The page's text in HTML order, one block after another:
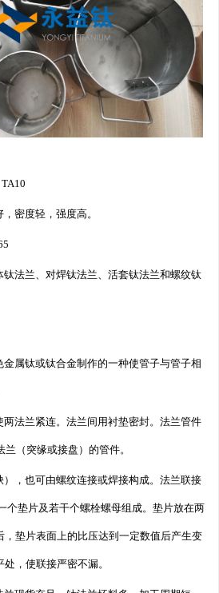
密度轻，强度高。
法兰、对焊钛法兰、活套钛法兰和螺纹钛
属钛或钛合金制作的一种使管子与管子相
法兰紧连。法兰间用衬垫密封。法兰管件
（突缘或接盘）的管件。
，也可由螺纹连接或焊接构成。法兰联接
个垫片及若干个螺栓螺母组成。垫片放在两
垫片表面上的比压达到一定数值后产生变
，使联接严密不漏。